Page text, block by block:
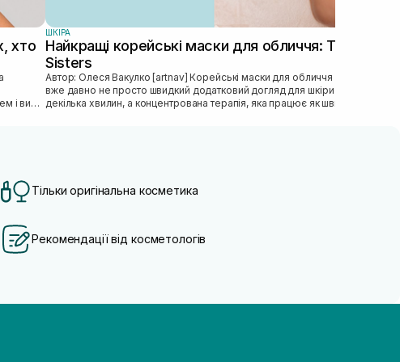
хто
і ви
ШКIРА
Найкращі корейські маски для обличчя: ТОП від
Sisters
Автор: Олеся Вакулко [artnav] Корейськi маски для обличчя — це
вже давно не просто швидкий додатковий догляд для шкiри на
декiлька хвилин, а концентрована терапiя, яка працює як швидка
Тільки оригінальна косметика
Рекомендації від косметологів